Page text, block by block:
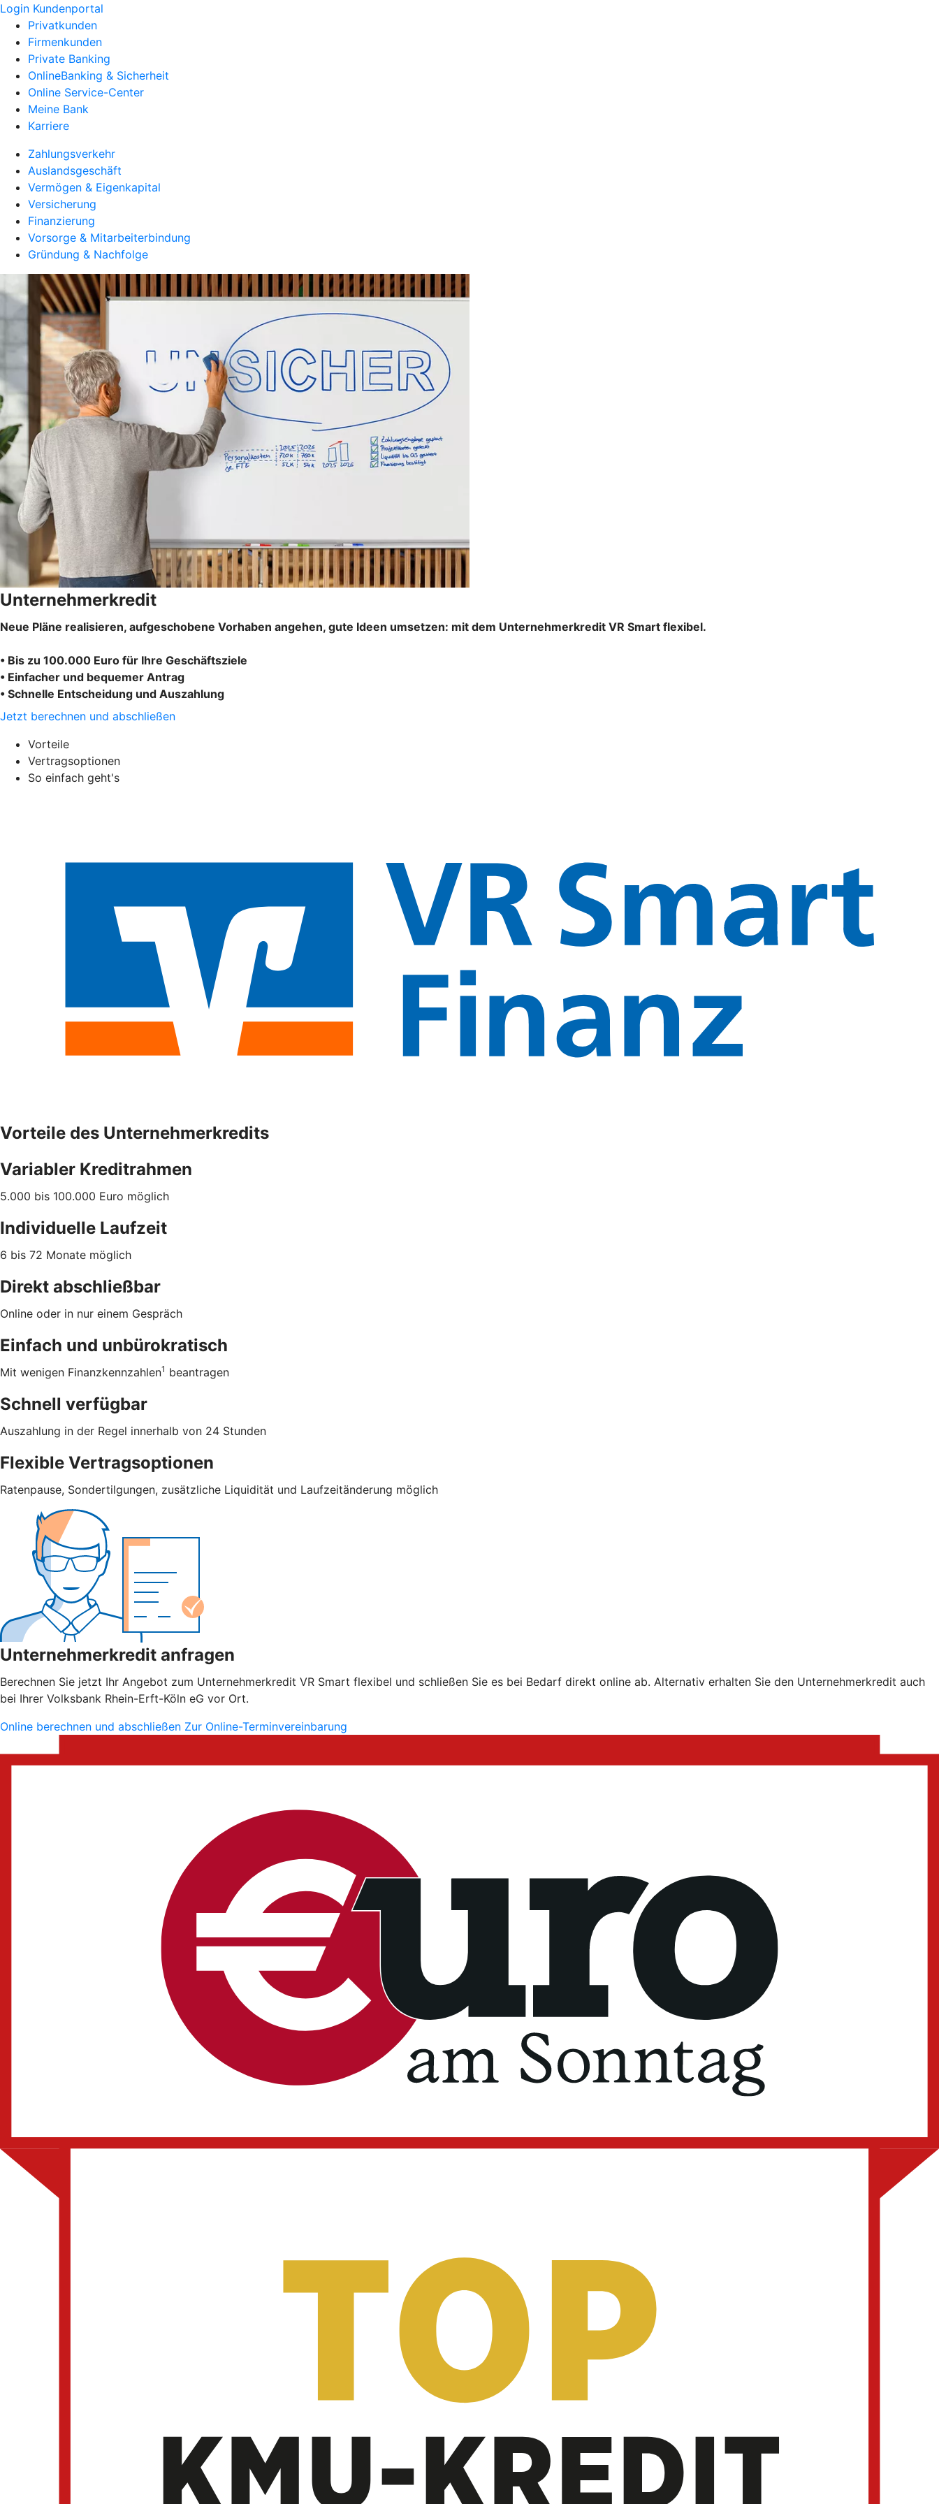
Login Kundenportal
Privatkunden
Firmenkunden
Private Banking
OnlineBanking & Sicherheit
Online Service-Center
Meine Bank
Karriere
Zahlungsverkehr
Auslandsgeschäft
Vermögen & Eigenkapital
Versicherung
Finanzierung
Vorsorge & Mitarbeiterbindung
Gründung & Nachfolge
Unternehmerkredit
Neue Pläne realisieren, aufgeschobene Vorhaben angehen, gute Ideen umsetzen: mit dem Unternehmerkredit VR Smart flexibel.
• Bis zu 100.000 Euro für Ihre Geschäftsziele
• Einfacher und bequemer Antrag
• Schnelle Entscheidung und Auszahlung
Jetzt berechnen und abschließen
Vorteile
Vertragsoptionen
So einfach geht's
Vorteile des Unternehmerkredits
Variabler Kreditrahmen
5.000 bis 100.000 Euro möglich
Individuelle Laufzeit
6 bis 72 Monate möglich
Direkt abschließbar
Online oder in nur einem Gespräch
Einfach und unbürokratisch
Mit wenigen Finanzkennzahlen1 beantragen
Schnell verfügbar
Auszahlung in der Regel innerhalb von 24 Stunden
Flexible Vertragsoptionen
Ratenpause, Sondertilgungen, zusätzliche Liquidität und Laufzeitänderung möglich
Unternehmerkredit anfragen
Berechnen Sie jetzt Ihr Angebot zum Unternehmerkredit VR Smart flexibel und schließen Sie es bei Bedarf direkt online ab. Alternativ erhalten Sie den Unternehmerkredit auch
bei Ihrer Volksbank Rhein-Erft-Köln eG vor Ort.
Online berechnen und abschließen Zur Online-Terminvereinbarung